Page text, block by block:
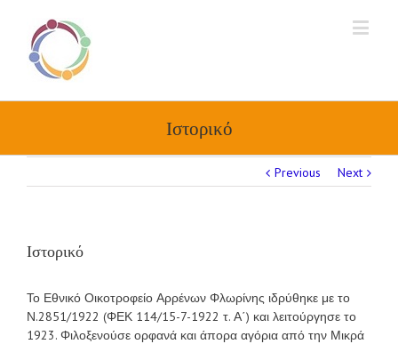
Ιστορικό
Previous Next
Ιστορικό
Το Εθνικό Οικοτροφείο Αρρένων Φλωρίνης ιδρύθηκε με το
Ν.2851/1922 (ΦΕΚ 114/15-7-1922 τ. Α΄) και λειτούργησε το
1923. Φιλοξενούσε ορφανά και άπορα αγόρια από την Μικρά